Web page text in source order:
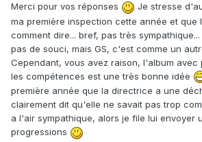
Merci pour vos réponses
Je stresse
ma première inspection cette année et que
comment dire... bref, pas très
pas de souci, mais GS, c'est comme un
Cependant, vous avez raison, l'album
les compétences est une très bonne idée
première année que la directrice a une
clairement dit qu'elle ne savait pas trop
a l'air sympathique, alors je file lui envoyer
progressions